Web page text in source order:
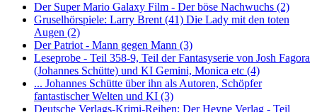
Der Super Mario Galaxy Film - Der böse Nachwuchs (2)
Gruselhörspiele: Larry Brent (41) Die Lady mit den toten
Augen (2)
Der Patriot - Mann gegen Mann (3)
Leseprobe - Teil 358-9, Teil der Fantasyserie von Josh Fagora
(Johannes Schütte) und KI Gemini, Monica etc (4)
... Johannes Schütte über ihn als Autoren, Schöpfer
fantastischer Welten und KI (3)
Deutsche Verlags-Krimi-Reihen: Der Heyne Verlag - Teil